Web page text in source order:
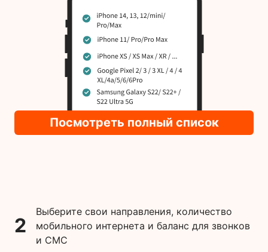
Посмотреть полный список
2
Выберите свои направления, количество
мобильного интернета и баланс для звонков
и СМС